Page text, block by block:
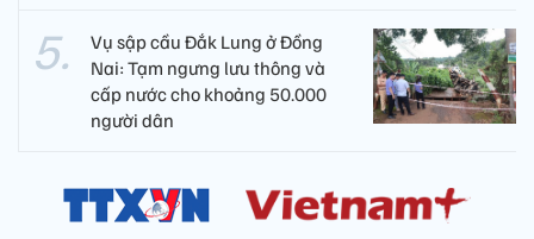
Vụ sập cầu Đắk Lung ở Đồng
Nai: Tạm ngưng lưu thông và
cấp nước cho khoảng 50.000
người dân